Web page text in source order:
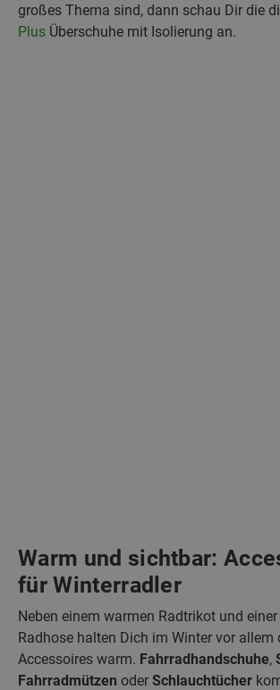
großes Thema sind, dann schau Dir die
Plus Überschuhe mit Isolierung an.
Warm und sichtbar:
für Winterradler
Neben einem warmen Radtrikot und
Radhose halten Dich im Winter vor allem
Accessoires warm. Fahrradhandschuhe,
Fahrradmützen oder Schlauchtücher